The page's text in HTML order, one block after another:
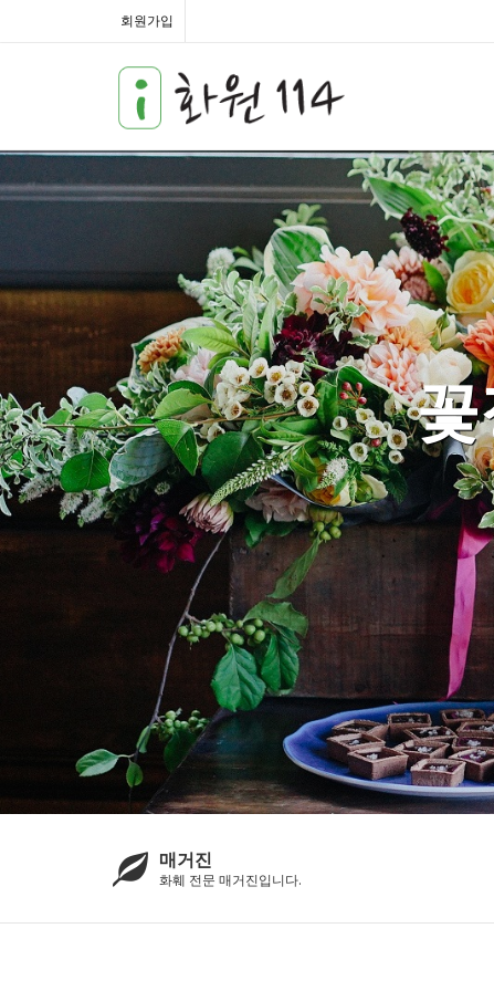
회원가입
매거진
화훼 전문 매거진입니다.